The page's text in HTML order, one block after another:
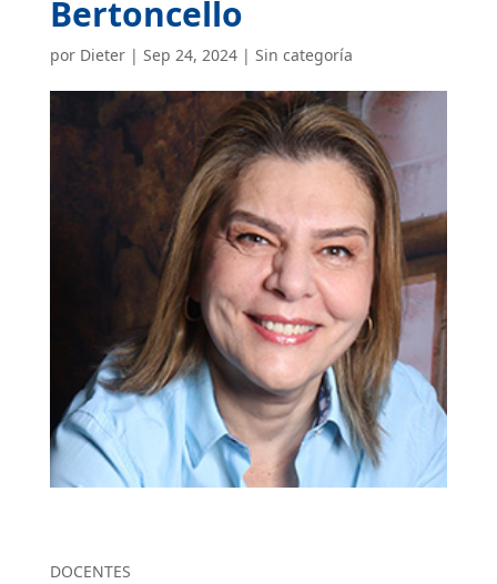
Bertoncello
por Dieter| Sep 24, 2024| Sin categoría
DOCENTES